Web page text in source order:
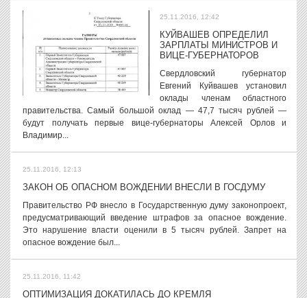
25.11.2016, 12:42
КУЙВАШЕВ ОПРЕДЕЛИЛ
ЗАРПЛАТЫ МИНИСТРОВ И
ВИЦЕ-ГУБЕРНАТОРОВ
Свердловский губернатор
Евгений Куйвашев установил
оклады членам областного
правительства. Самый большой оклад — 47,7 тысяч рублей —
будут получать первые вице-губернаторы Алексей Орлов и
Владимир...
25.11.2016, 12:13
ЗАКОН ОБ ОПАСНОМ ВОЖДЕНИИ ВНЕСЛИ В ГОСДУМУ
Правительство РФ внесло в Государственную думу законопроект,
предусматривающий введение штрафов за опасное вождение.
Это нарушение власти оценили в 5 тысяч рублей. Запрет на
опасное вождение был...
25.11.2016, 11:42
ОПТИМИЗАЦИЯ ДОКАТИЛАСЬ ДО КРЕМЛЯ